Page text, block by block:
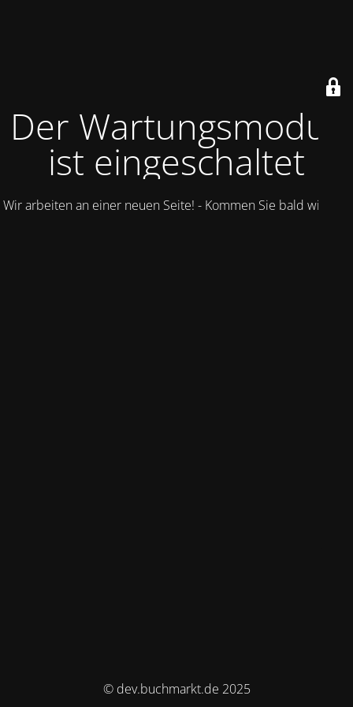
Der Wartungsmodus
ist eingeschaltet
Wir arbeiten an einer neuen Seite! - Kommen Sie bald wieder.
© dev.buchmarkt.de 2025